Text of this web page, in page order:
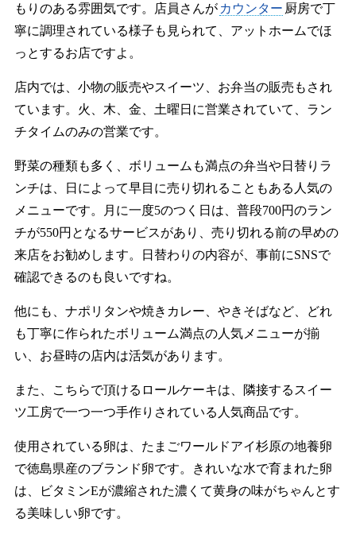
もりのある雰囲気です。店員さんが カウンター 厨房で丁
寧に調理されている様子も見られて、アットホームでほ
っとするお店ですよ。
店内では、小物の販売やスイーツ、お弁当の販売もされ
ています。火、木、金、土曜日に営業されていて、ラン
チタイムのみの営業です。
野菜の種類も多く、ボリュームも満点の弁当や日替りラ
ンチは、日によって早目に売り切れることもある人気の
メニューです。月に一度5のつく日は、普段700円のラン
チが550円となるサービスがあり、売り切れる前の早めの
来店をお勧めします。日替わりの内容が、事前にSNSで
確認できるのも良いですね。
他にも、ナポリタンや焼きカレー、やきそばなど、どれ
も丁寧に作られたボリューム満点の人気メニューが揃
い、お昼時の店内は活気があります。
​また、こちらで頂けるロールケーキは、隣接するスイー
ツ工房で一つ一つ手作りされている人気商品です。
使用されている卵は、たまごワールドアイ杉原の地養卵
で徳島県産のブランド卵です。きれいな水で育まれた卵
は、ビタミンEが濃縮された濃くて黄身の味がちゃんとす
る美味しい卵です。